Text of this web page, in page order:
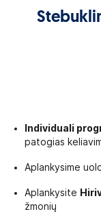
Individuali
patogias
Aplankysime
Aplankysite
žmonių